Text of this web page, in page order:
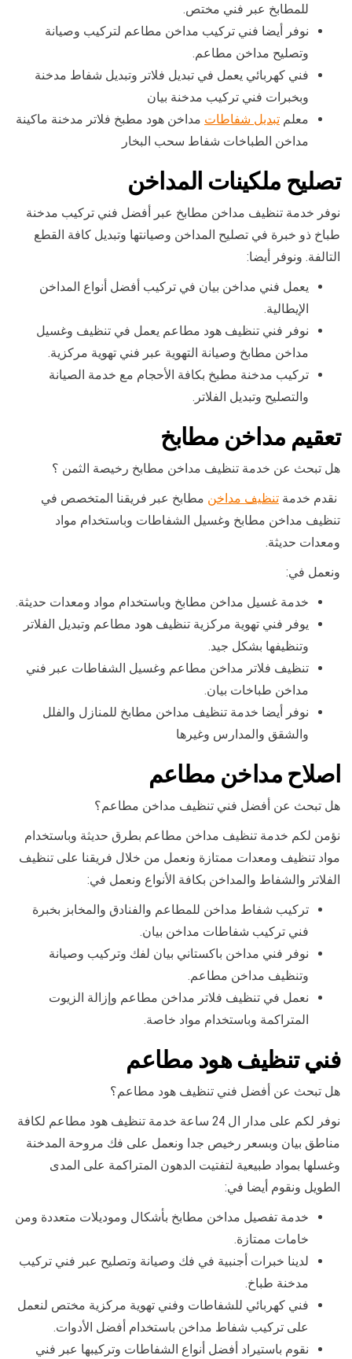
للمطابخ عبر فني مختص.
نوفر أيضا فني تركيب مداخن مطاعم لتركيب وصيانة
وتصليح مداخن مطاعم.
فني كهربائي يعمل في تبديل فلاتر وتبديل شفاط مدخنة
وبخبرات فني تركيب مدخنة بيان
معلم تبديل شفاطات مداخن هود مطبخ فلاتر مدخنة ماكينة
مداخن الطباخات شفاط سحب البخار
تصليح ملكينات المداخن
نوفر خدمة تنظيف مداخن مطابخ عبر أفضل فني تركيب مدخنة
طباخ ذو خبرة في تصليح المداخن وصيانتها وتبديل كافة القطع
التالفة. ونوفر أيضا:
يعمل فني مداخن بيان في تركيب أفضل أنواع المداخن
الإيطالية.
نوفر فني تنظيف هود مطاعم يعمل في تنظيف وغسيل
مداخن مطابخ وصيانة التهوية عبر فني تهوية مركزية.
تركيب مدخنة مطبخ بكافة الأحجام مع خدمة الصيانة
والتصليح وتبديل الفلاتر.
تعقيم مداخن مطابخ
هل تبحث عن خدمة تنظيف مداخن مطابخ رخيصة الثمن ؟
نقدم خدمة تنظيف مداخن مطابخ عبر فريقنا المتخصص في
تنظيف مداخن مطابخ وغسيل الشفاطات وباستخدام مواد
ومعدات حديثة.
ونعمل في:
خدمة غسيل مداخن مطابخ وباستخدام مواد ومعدات حديثة.
يوفر فني تهوية مركزية تنظيف هود مطاعم وتبديل الفلاتر
وتنظيفها بشكل جيد.
تنظيف فلاتر مداخن مطاعم وغسيل الشفاطات عبر فني
مداخن طباخات بيان.
نوفر أيضا خدمة تنظيف مداخن مطابخ للمنازل والفلل
والشقق والمدارس وغيرها
اصلاح مداخن مطاعم
هل تبحث عن أفضل فني تنظيف مداخن مطاعم؟
نؤمن لكم خدمة تنظيف مداخن مطاعم بطرق حديثة وباستخدام
مواد تنظيف ومعدات ممتازة ونعمل من خلال فريقنا على تنظيف
الفلاتر والشفاط والمداخن بكافة الأنواع ونعمل في:
تركيب شفاط مداخن للمطاعم والفنادق والمخابز بخبرة
فني تركيب شفاطات مداخن بيان.
نوفر فني مداخن باكستاني بيان لفك وتركيب وصيانة
وتنظيف مداخن مطاعم.
نعمل في تنظيف فلاتر مداخن مطاعم وإزالة الزيوت
المتراكمة وباستخدام مواد خاصة.
فني تنظيف هود مطاعم
هل تبحث عن أفضل فني تنظيف هود مطاعم؟
نوفر لكم على مدار ال 24 ساعة خدمة تنظيف هود مطاعم لكافة
مناطق بيان وبسعر رخيص جدا ونعمل على فك مروحة المدخنة
وغسلها بمواد طبيعية لتفتيت الدهون المتراكمة على المدى
الطويل ونقوم أيضا في:
خدمة تفصيل مداخن مطابخ بأشكال وموديلات متعددة ومن
خامات ممتازة.
لدينا خبرات أجنبية في فك وصيانة وتصليح عبر فني تركيب
مدخنة طباخ.
فني كهربائي للشفاطات وفني تهوية مركزية مختص لنعمل
على تركيب شفاط مداخن باستخدام أفضل الأدوات.
نقوم باستيراد أفضل أنواع الشفاطات وتركيبها عبر فني